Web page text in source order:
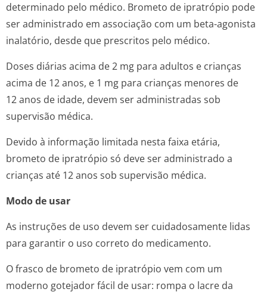
determinado pelo médico. Brometo de ipratrópio pode
ser administrado em associação com um beta-agonista
inalatório, desde que prescritos pelo médico.
Doses diárias acima de 2 mg para adultos e crianças
acima de 12 anos, e 1 mg para crianças menores de
12 anos de idade, devem ser administradas sob
supervisão médica.
Devido à informação limitada nesta faixa etária,
brometo de ipratrópio só deve ser administrado a
crianças até 12 anos sob supervisão médica.
Modo de usar
As instruções de uso devem ser cuidadosamente lidas
para garantir o uso correto do medicamento.
O frasco de brometo de ipratrópio vem com um
moderno gotejador fácil de usar: rompa o lacre da